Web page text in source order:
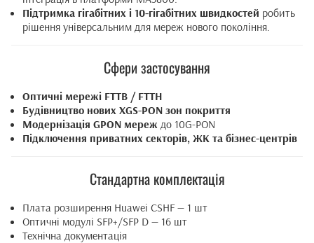
Підтримка гігабітних і 10-гігабітних швидкостей робить
рішення універсальним для мереж нового покоління.
Сфери застосування
Оптичні мережі FTTB / FTTH
Будівництво нових XGS-PON зон покриття
Модернізація GPON мереж до 10G-PON
Підключення приватних секторів, ЖК та бізнес-центрів
Стандартна комплектація
Плата розширення Huawei CSHF — 1 шт
Оптичні модулі SFP+/SFP D — 16 шт
Технічна документація